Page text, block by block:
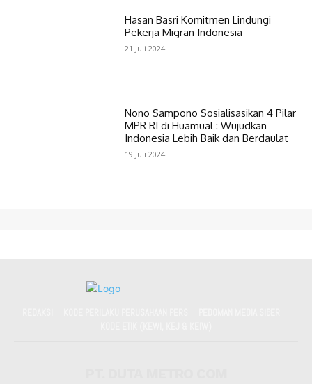
Hasan Basri Komitmen Lindungi
Pekerja Migran Indonesia
21 Juli 2024
Nono Sampono Sosialisasikan 4 Pilar
MPR RI di Huamual : Wujudkan
Indonesia Lebih Baik dan Berdaulat
19 Juli 2024